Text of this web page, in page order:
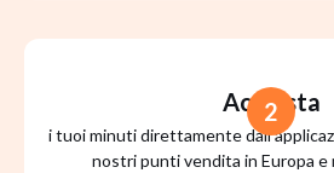
Acquista
i tuoi minuti direttamente
nostri punti vendita in Europa e
2